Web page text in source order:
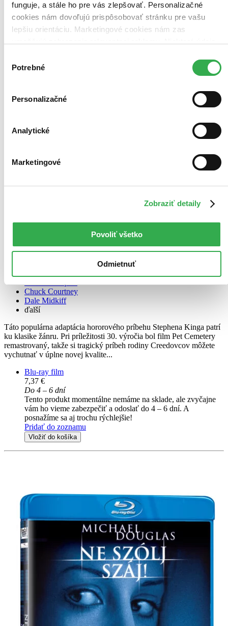
funguje, a stále ho pre vás zlepšovať. Personalizačné
cookies nám dovoľujú prispôsobovať stránku pre vašu
lepšiu orientáciu. Marketingové cookies nám zas
keby sme mohli používať všetky tieto cookies. Ďakujeme!
súhlasu
Potrebné
Personalizačné
Analytické
Marketingové
Zobraziť detaily
Povoliť všetko
Odmietnuť
Kedvencek temetője BD (HU)
HU
Chuck Courtney
Dale Midkiff
ďalší
Táto populárna adaptácia hororového príbehu Stephena Kinga patrí
ku klasike žánru. Pri príležitosti 30. výročia bol film Pet Cemetery
remastrovaný, takže si tragický príbeh rodiny Creedovcov môžete
vychutnať v úplne novej kvalite...
Blu-ray film
7,37 €
Do 4 – 6 dní
Tento produkt momentálne nemáme na sklade, ale zvyčajne
vám ho vieme zabezpečiť a odoslať do 4 – 6 dní. A
posnažíme sa aj trochu rýchlejšie!
Pridať do zoznamu
Vložiť do košíka